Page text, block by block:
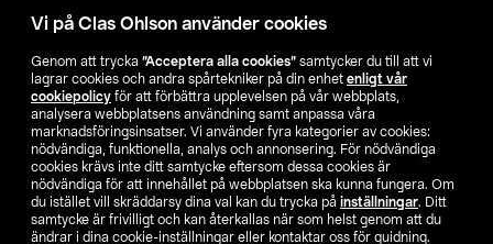
Vi på Clas Ohlson använder cookies
Genom att trycka ”Acceptera alla cookies” samtycker du till att vi
lagrar cookies och andra spårtekniker på din enhet enligt vår
cookiepolicy för att förbättra upplevelsen på vår webbplats,
analysera webbplatsens användning samt anpassa våra
marknadsföringsinsatser. Vi använder fyra kategorier av cookies:
nödvändiga, funktionella, analys och annonsering. För nödvändiga
cookies krävs inte ditt samtycke eftersom dessa cookies är
nödvändiga för att innehållet på webbplatsen ska kunna fungera. Om
du istället vill skräddarsy dina val kan du trycka på inställningar. Ditt
samtycke är frivilligt och kan återkallas när som helst genom att du
ändrar i dina cookie-inställningar eller kontaktar oss för guidning.
Hitta butik
SE NO FI